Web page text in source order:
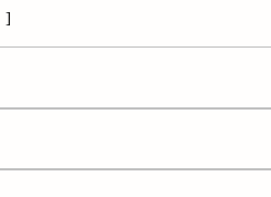
]